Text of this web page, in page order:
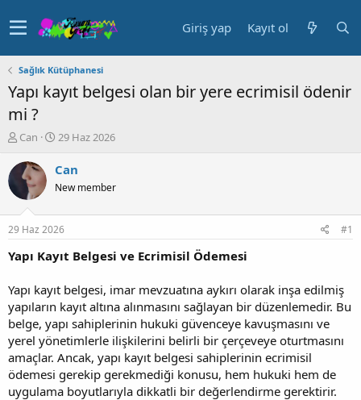
Giriş yap Kayıt ol
Sağlık Kütüphanesi
Yapı kayıt belgesi olan bir yere ecrimisil ödenir
mi ?
K
n
u
y
b
a
ş
t
a
n
Can
B
ş
a
g
ı
ç
r
h
i
29 Haz 2026
Can
New member
29 Haz 2026 #1
Yapı Kayıt Belgesi ve Ecrimisil Ödemesi
Yapı kayıt belgesi, imar mevzuatına aykırı olarak inşa edilmiş
yapıların kayıt altına alınmasını sağlayan bir düzenlemedir. Bu
belge, yapı sahiplerinin hukuki güvenceye kavuşmasını ve
yerel yönetimlerle ilişkilerini belirli bir çerçeveye oturtmasını
amaçlar. Ancak, yapı kayıt belgesi sahiplerinin ecrimisil
ödemesi gerekip gerekmediği konusu, hem hukuki hem de
uygulama boyutlarıyla dikkatli bir değerlendirme gerektirir.